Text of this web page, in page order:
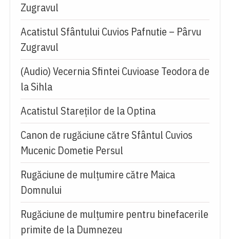
Zugravul
Acatistul Sfântului Cuvios Pafnutie – Pârvu
Zugravul
(Audio) Vecernia Sfintei Cuvioase Teodora de
la Sihla
Acatistul Stareţilor de la Optina
Canon de rugăciune către Sfântul Cuvios
Mucenic Dometie Persul
Rugăciune de mulţumire către Maica
Domnului
Rugăciune de mulțumire pentru binefacerile
primite de la Dumnezeu